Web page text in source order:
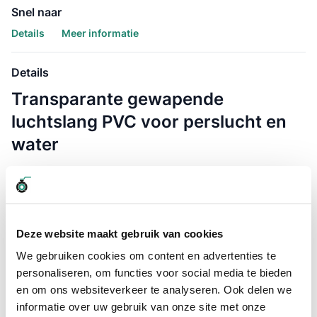
Deze website maakt gebruik van cookies
We gebruiken cookies om content en advertenties te
personaliseren, om functies voor social media te bieden
en om ons websiteverkeer te analyseren. Ook delen we
informatie over uw gebruik van onze site met onze
Snel naar
Details Meer informatie
Details
Transparante gewapende
luchtslang PVC voor perslucht en
water
meter is een zeer flexibele gewapende luchtslang die ook als
koelwaterslang, algemene luchtslang en waterslang (tot
De Luchtslang Reeflex TA AL 13mm / 50 meter is verkrijgbaar
per meter en op volle rollen van 50 meter, bestelt u
bijvoorbeeld aantal 7? Dan krijgt u in dit geval 7 meter
geleverd van de Luchtslang Reeflex TA AL 13mm / 50 meter.